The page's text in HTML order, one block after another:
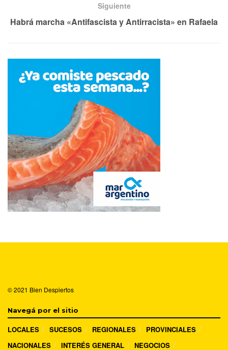
Siguiente
Habrá marcha «Antifascista y Antirracista» en Rafaela
© 2021 Bien Despiertos
Navegá por el sitio
LOCALES SUCESOS REGIONALES
PROVINCIALES
NACIONALES
INTERÉS GENERAL NEGOCIOS